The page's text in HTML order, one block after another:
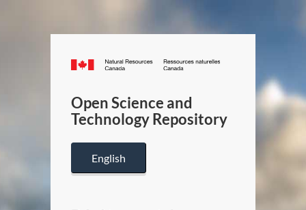
Canada.ca
/
Canada
Open Science and
Technology Repository
English